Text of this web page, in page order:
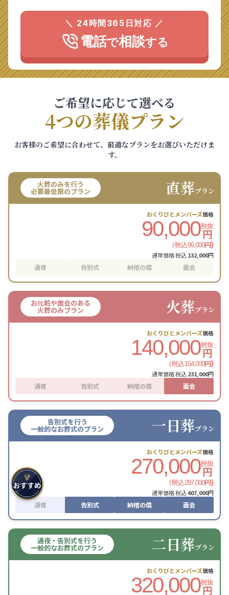
＼ 24時間365日対応 ／
電話で相談する
ご希望に応じて選べる
4つの葬儀プラン
お客様のご希望に合わせて、最適なプランをお選びいただけま
す。
火葬のみを行う
必要最低限のプラン 直葬プラン
おくりびとメンバーズ価格
90,000税抜
円
(税込99,000円)
通常価格 税込132,000円
通夜 告別式 納棺の儀 面会
お化粧や面会のある
火葬のみプラン 火葬プラン
おくりびとメンバーズ価格
140,000税抜
円
(税込154,000円)
通常価格 税込231,000円
通夜 告別式 納棺の儀 面会
告別式を行う
一般的なお葬式のプラン 一日葬プラン
おくりびとメンバーズ価格
270,000税抜
円
(税込297,000円)
通常価格 税込407,000円
通夜 告別式 納棺の儀 面会
通夜・告別式を行う
一般的なお葬式のプラン 二日葬プラン
おくりびとメンバーズ価格
320,000税抜
円